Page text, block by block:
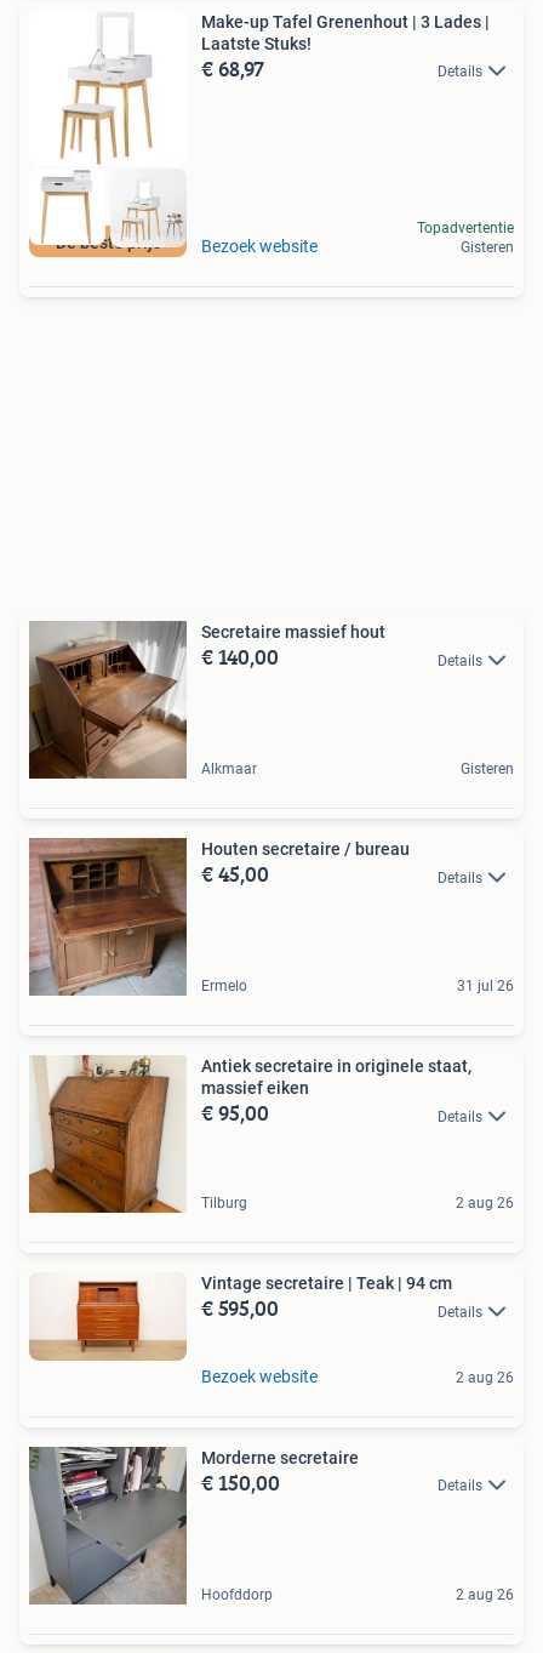
De beste prijs
Make-up Tafel Grenenhout | 3 Lades |
Laatste Stuks!
€ 68,97 Details
Bezoek website
Topadvertentie
Gisteren
Secretaire massief hout
€ 140,00 Details
Alkmaar Gisteren
Houten secretaire / bureau
€ 45,00 Details
Ermelo 31 jul 26
Antiek secretaire in originele staat,
massief eiken
€ 95,00 Details
Tilburg 2 aug 26
Vintage secretaire | Teak | 94 cm
€ 595,00 Details
Bezoek website 2 aug 26
Morderne secretaire
€ 150,00 Details
Hoofddorp 2 aug 26